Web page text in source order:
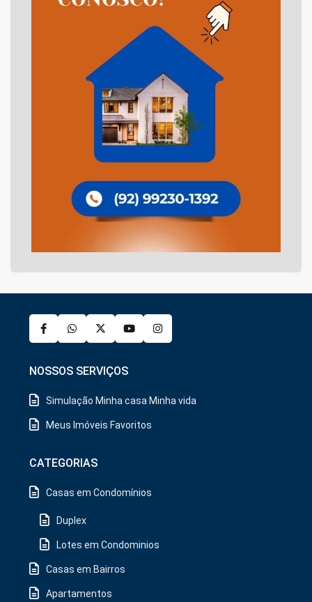
NOSSOS SERVIÇOS
Simulação Minha casa Minha vida
Meus Imóveis Favoritos
CATEGORIAS
Casas em Condomínios
Duplex
Lotes em Condominios
Casas em Bairros
Apartamentos